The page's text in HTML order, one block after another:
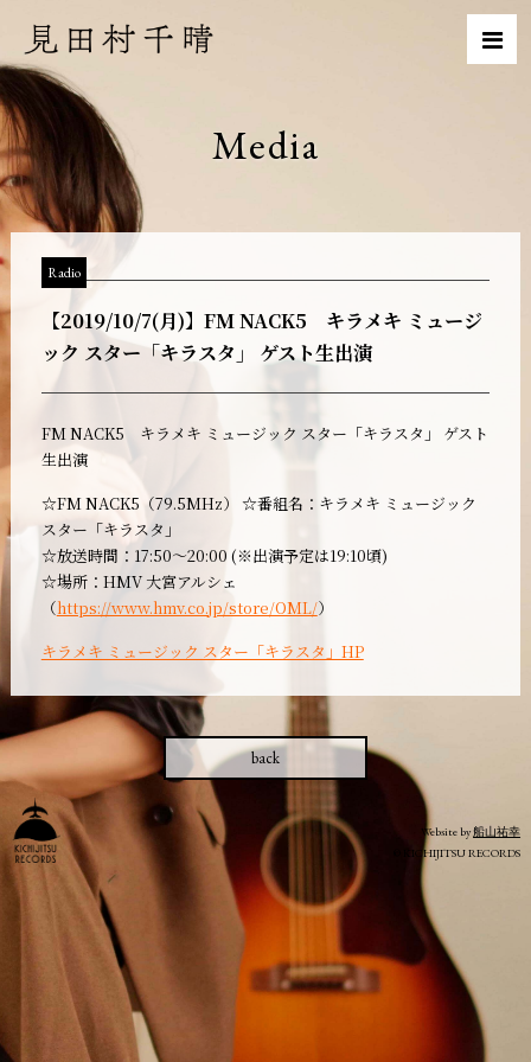
Media
Radio
【2019/10/7(月)】FM NACK5 キラメキ ミュージ
ック スター「キラスタ」 ゲスト生出演
FM NACK5 キラメキ ミュージック スター「キラスタ」 ゲスト
生出演
☆FM NACK5（79.5MHz） ☆番組名：キラメキ ミュージック
スター「キラスタ」
☆放送時間：17:50～20:00 (※出演予定は19:10頃)
☆場所：HMV 大宮アルシェ
（https://www.hmv.co.jp/store/OML/）
キラメキ ミュージック スター「キラスタ」HP
back
Website by船山祐幸
© KICHIJITSU RECORDS